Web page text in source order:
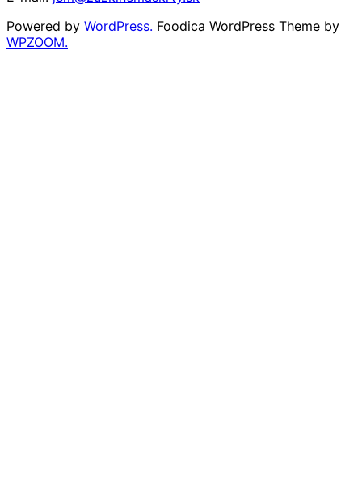
Powered by WordPress. Foodica WordPress Theme by
WPZOOM.